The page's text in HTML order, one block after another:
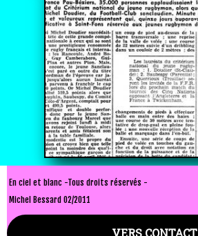
En ciel et blanc -Tous droits réservés -
Michel Bessard 02/2011
VERS CONTACT